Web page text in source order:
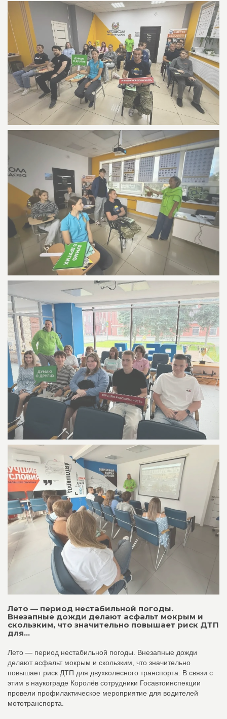
Лето — период нестабильной погоды.
Внезапные дожди делают асфальт мокрым и
скользким, что значительно повышает риск ДТП
для...
Лето — период нестабильной погоды. Внезапные дожди
делают асфальт мокрым и скользким, что значительно
повышает риск ДТП для двухколесного транспорта. В связи с
этим в наукограде Королёв сотрудники Госавтоинспекции
провели профилактическое мероприятие для водителей
мототранспорта.